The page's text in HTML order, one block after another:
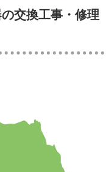
交換工事・修理